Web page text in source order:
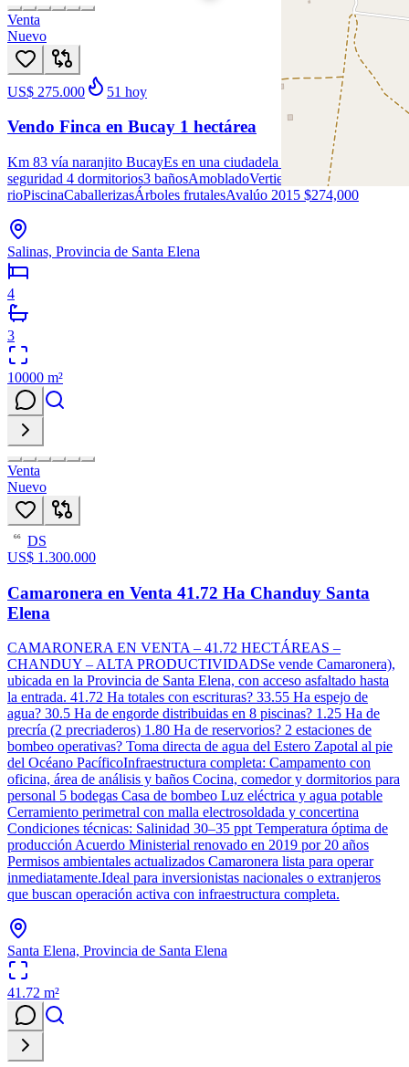
Venta
Nuevo
US$ 275.000 51 hoy
Vendo Finca en Bucay 1 hectárea
Km 83 vía naranjito BucayEs en una ciudadela de fincas con
seguridad 4 dormitorios3 bañosAmobladoVertiente de
rioPiscinaCaballerizasÁrboles frutalesAvalúo 2015 $274,000
Salinas, Provincia de Santa Elena
4
3
10000 m²
Venta
Nuevo
66
DS
US$ 1.300.000
Camaronera en Venta 41.72 Ha Chanduy Santa
Elena
CAMARONERA EN VENTA – 41.72 HECTÁREAS –
CHANDUY – ALTA PRODUCTIVIDADSe vende Camaronera),
ubicada en la Provincia de Santa Elena, con acceso asfaltado hasta
la entrada. 41.72 Ha totales con escrituras? 33.55 Ha espejo de
agua? 30.5 Ha de engorde distribuidas en 8 piscinas? 1.25 Ha de
precría (2 precriaderos) 1.80 Ha de reservorios? 2 estaciones de
bombeo operativas? Toma directa de agua del Estero Zapotal al pie
del Océano PacíficoInfraestructura completa: Campamento con
oficina, área de análisis y baños Cocina, comedor y dormitorios para
personal 5 bodegas Casa de bombeo Luz eléctrica y agua potable
Cerramiento perimetral con malla electrosoldada y concertina
Condiciones técnicas: Salinidad 30–35 ppt Temperatura óptima de
producción Acuerdo Ministerial renovado en 2019 por 20 años
Permisos ambientales actualizados Camaronera lista para operar
inmediatamente.Ideal para inversionistas nacionales o extranjeros
que buscan operación activa con infraestructura completa.
Santa Elena, Provincia de Santa Elena
41.72 m²